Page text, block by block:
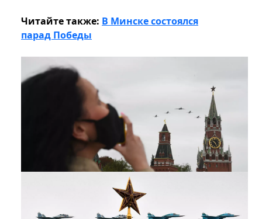
Читайте также: В Минске состоялся
парад Победы